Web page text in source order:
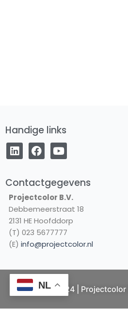
Handige links
L
i
n
e
i
n
F
a
c
b
o
o
k
Y
o
u
u
b
e
Contactgegevens
Projectcolor B.V.
Debbemeerstraat 18
2131 HE Hoofddorp
(T) 023 5677777
(E) info@projectcolor.nl
© 2024 | Projectcolor |
NL